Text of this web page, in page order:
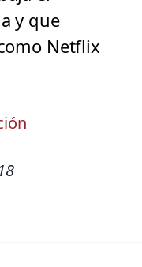
y que
Netflix